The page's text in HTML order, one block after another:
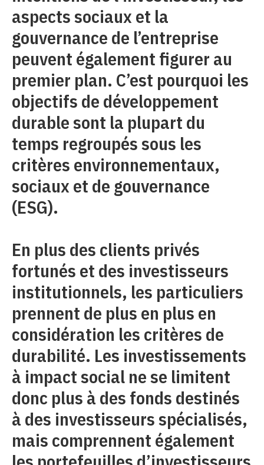
aspects sociaux et la
gouvernance de l’entreprise
peuvent également figurer au
premier plan. C’est pourquoi les
objectifs de développement
durable sont la plupart du
temps regroupés sous les
critères environnementaux,
sociaux et de gouvernance
(ESG).
En plus des clients privés
fortunés et des investisseurs
institutionnels, les particuliers
prennent de plus en plus en
considération les critères de
durabilité. Les investissements
à impact social ne se limitent
donc plus à des fonds destinés
à des investisseurs spécialisés,
mais comprennent également